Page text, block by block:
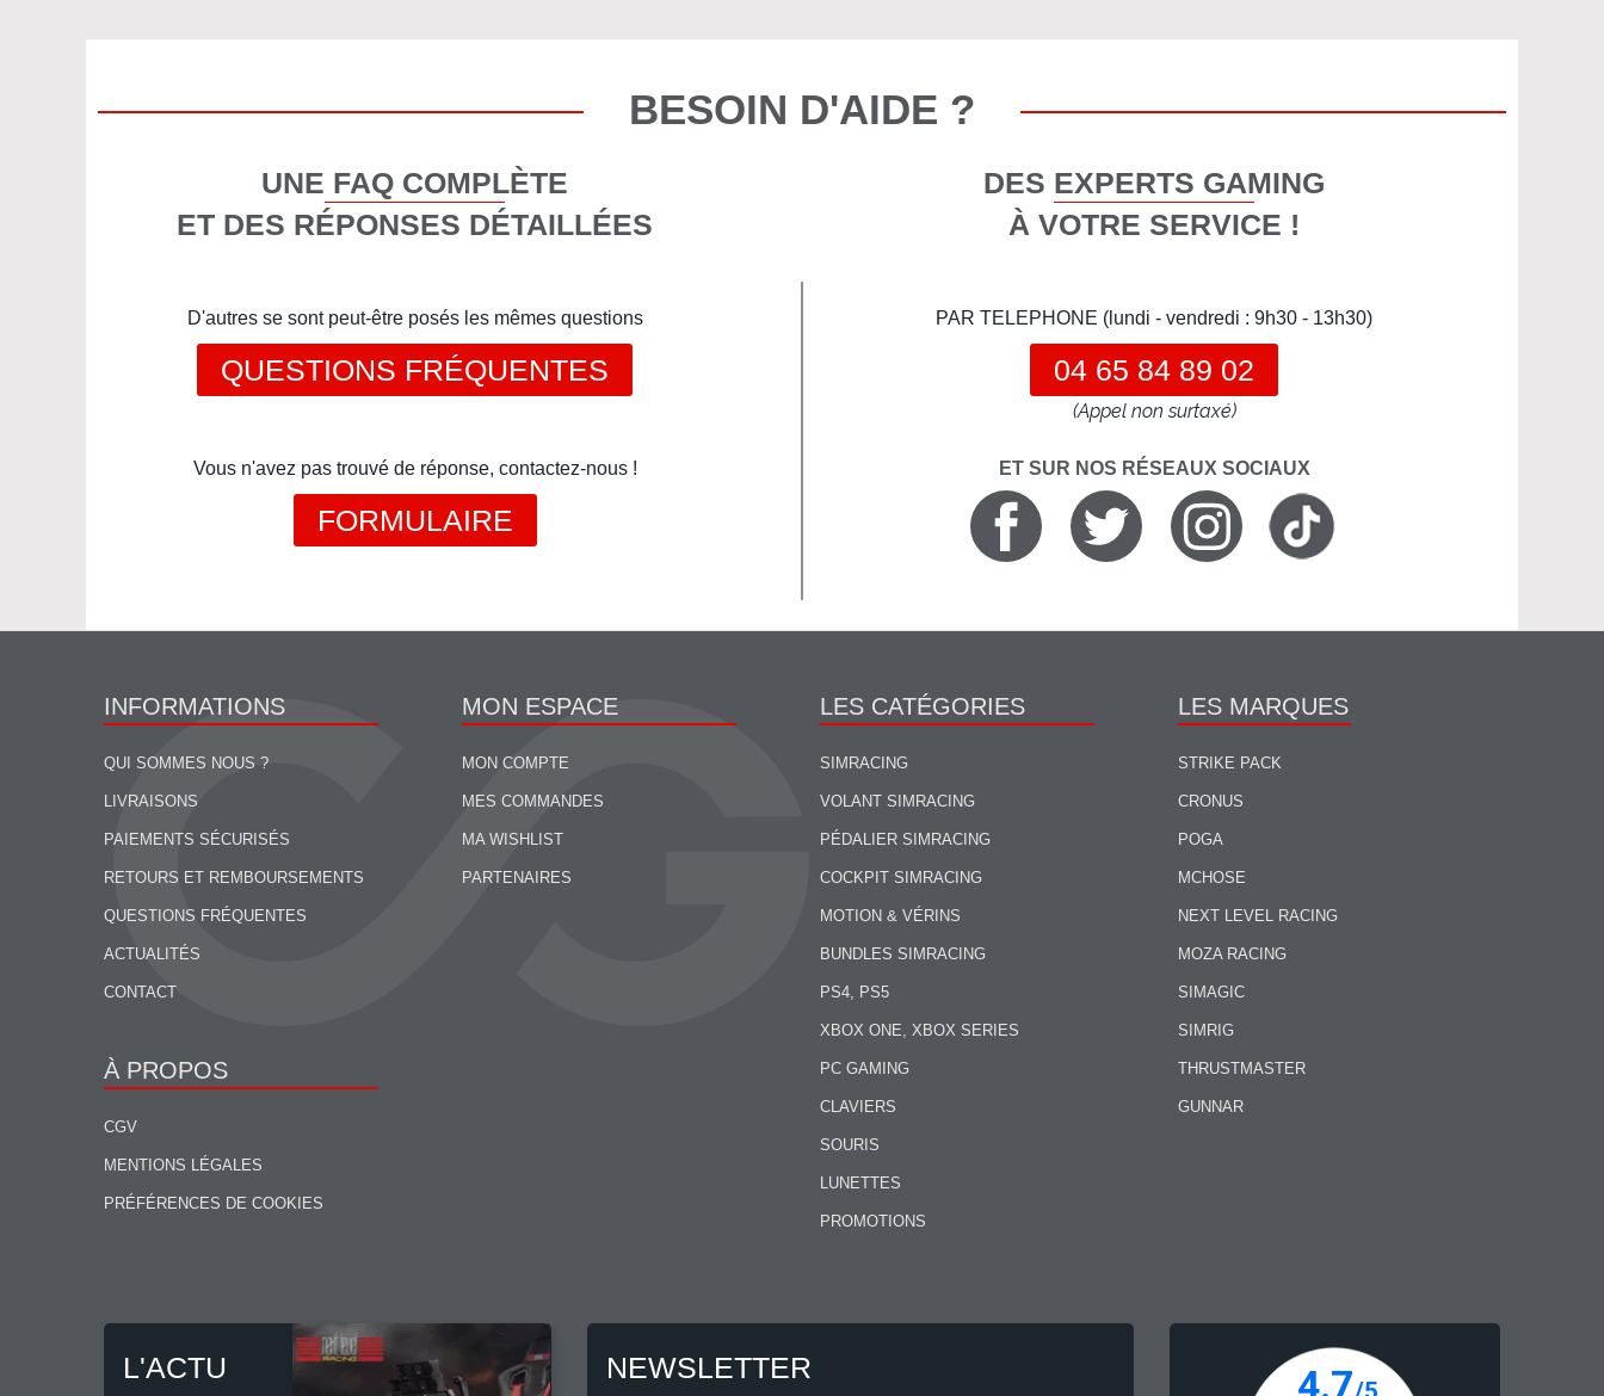
BESOIN D'AIDE ?
UNE FAQ COMPLÈTE
ET DES RÉPONSES DÉTAILLÉES
D'autres se sont peut-être posés les mêmes questions
QUESTIONS FRÉQUENTES
Vous n'avez pas trouvé de réponse, contactez-nous !
FORMULAIRE
DES EXPERTS GAMING
À VOTRE SERVICE !
PAR TELEPHONE (lundi - vendredi : 9h30 - 13h30)
04 65 84 89 02
(Appel non surtaxé)
ET SUR NOS RÉSEAUX SOCIAUX
INFORMATIONS
QUI SOMMES NOUS ?
LIVRAISONS
PAIEMENTS SÉCURISÉS
RETOURS ET REMBOURSEMENTS
QUESTIONS FRÉQUENTES
ACTUALITÉS
CONTACT
À PROPOS
CGV
MENTIONS LÉGALES
PRÉFÉRENCES DE COOKIES
MON ESPACE
MON COMPTE
MES COMMANDES
MA WISHLIST
PARTENAIRES
LES CATÉGORIES
SIMRACING
VOLANT SIMRACING
PÉDALIER SIMRACING
COCKPIT SIMRACING
MOTION & VÉRINS
BUNDLES SIMRACING
PS4, PS5
XBOX ONE, XBOX SERIES
PC GAMING
CLAVIERS
SOURIS
LUNETTES
PROMOTIONS
LES MARQUES
STRIKE PACK
CRONUS
POGA
MCHOSE
NEXT LEVEL RACING
MOZA RACING
SIMAGIC
SIMRIG
THRUSTMASTER
GUNNAR
L'ACTU NEWSLETTER